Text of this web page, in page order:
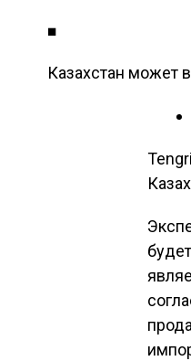
■
Казахстан может